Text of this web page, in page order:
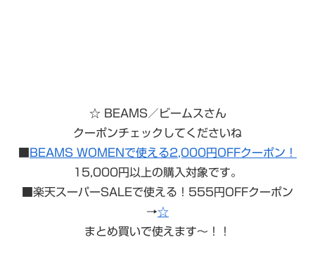
☆ BEAMS／ビームスさん
クーポンチェックしてくださいね
BEAMS WOMENで使える2,000円OFFクーポン！
15,000円以上の購入対象です。
■楽天スーパーSALEで使える！555円OFFクーポン
→☆
まとめ買いで使えます〜！！